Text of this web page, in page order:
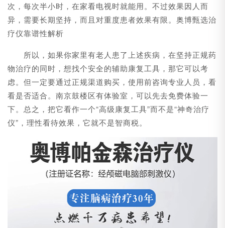
次，每次半小时，在家看电视时就能用。不过效果因人而
异，需要长期坚持，而且对重度患者效果有限。奥博甄选治
疗仪靠谱性解析
所以，如果你家里有老人患了上述疾病，在坚持正规药
物治疗的同时，想找个安全的辅助康复工具，那它可以考
虑。但一定要通过正规渠道购买，使用前咨询专业人员，看
看是否适合。南京鼓楼区有体验室，可以先去免费体验一
下。总之，把它看作一个“高级康复工具”而不是“神奇治疗
仪”，理性看待效果，它就不是智商税。